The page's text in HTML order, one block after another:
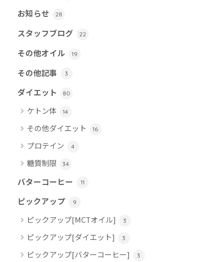
お知らせ 28
スタッフブログ 22
その他オイル 19
その他記事 3
ダイエット 80
ケトン体 14
その他ダイエット 16
プロテイン 4
糖質制限 34
バターコーヒー 11
ピックアップ 9
ピックアップ[MCTオイル] 3
ピックアップ[ダイエット] 3
ピックアップ[バターコーヒー] 3